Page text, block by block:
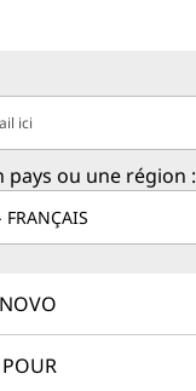
ici
pays ou une région :